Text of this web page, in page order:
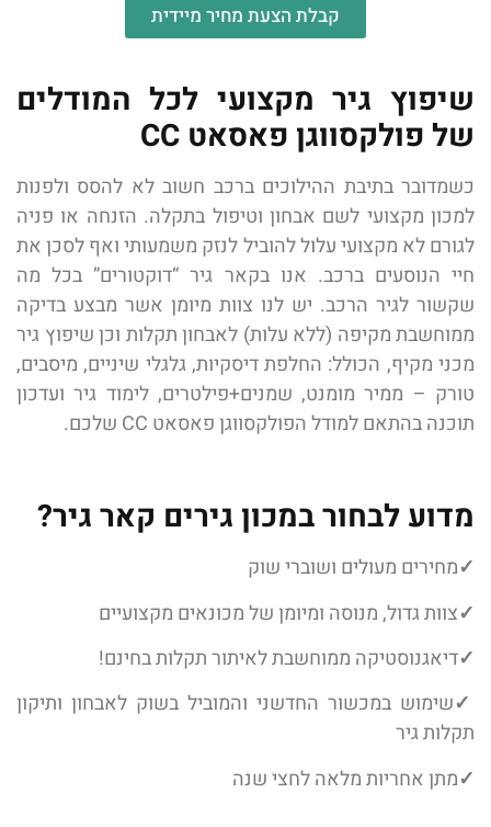
קבלת הצעת מחיר מיידית
שיפוץ גיר מקצועי לכל המודלים
של פולקסווגן פאסאט CC
כשמדובר בתיבת ההילוכים ברכב חשוב לא להסס ולפנות
למכון מקצועי לשם אבחון וטיפול בתקלה. הזנחה או פניה
לגורם לא מקצועי עלול להוביל לנזק משמעותי ואף לסכן את
חיי הנוסעים ברכב. אנו בקאר גיר “דוקטורים” בכל מה
שקשור לגיר הרכב. יש לנו צוות מיומן אשר מבצע בדיקה
ממוחשבת מקיפה (ללא עלות) לאבחון תקלות וכן שיפוץ גיר
מכני מקיף, הכולל: החלפת דיסקיות, גלגלי שיניים, מיסבים,
טורק – ממיר מומנט, שמנים+פילטרים, לימוד גיר ועדכון
תוכנה בהתאם למודל הפולקסווגן פאסאט CC שלכם.
מדוע לבחור במכון גירים קאר גיר?
✓מחירים מעולים ושוברי שוק
✓צוות גדול, מנוסה ומיומן של מכונאים מקצועיים
✓דיאגנוסטיקה ממוחשבת לאיתור תקלות בחינם!
✓שימוש במכשור החדשני והמוביל בשוק לאבחון ותיקון
תקלות גיר
✓מתן אחריות מלאה לחצי שנה